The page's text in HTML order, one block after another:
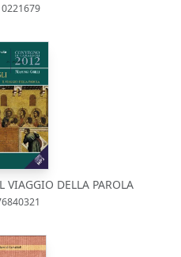
VIAGGIO DELLA PAROLA